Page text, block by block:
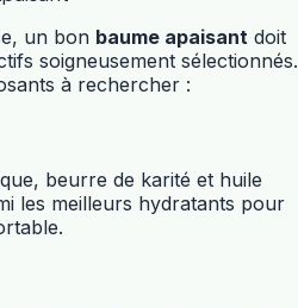
un bon baume apaisant doit
soigneusement sélectionnés.
à rechercher :
beurre de karité et huile
les meilleurs hydratants pour